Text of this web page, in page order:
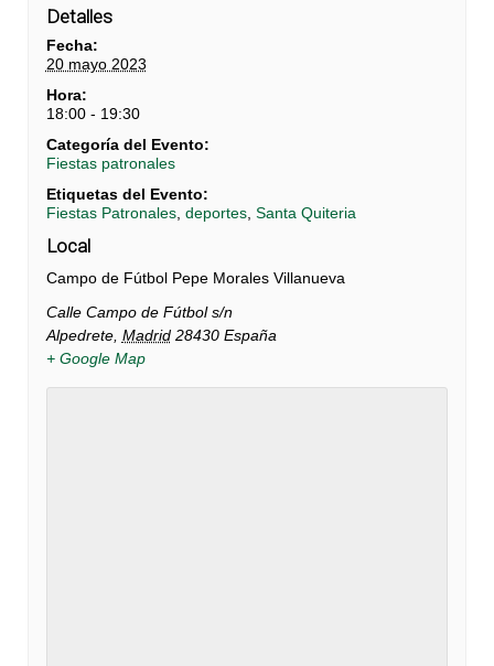
Detalles
Fecha:
20 mayo 2023
Hora:
18:00 - 19:30
Categoría del Evento:
Fiestas patronales
Etiquetas del Evento:
Fiestas Patronales, deportes, Santa Quiteria
Local
Campo de Fútbol Pepe Morales Villanueva
Calle Campo de Fútbol s/n
Alpedrete, Madrid 28430 España
+ Google Map